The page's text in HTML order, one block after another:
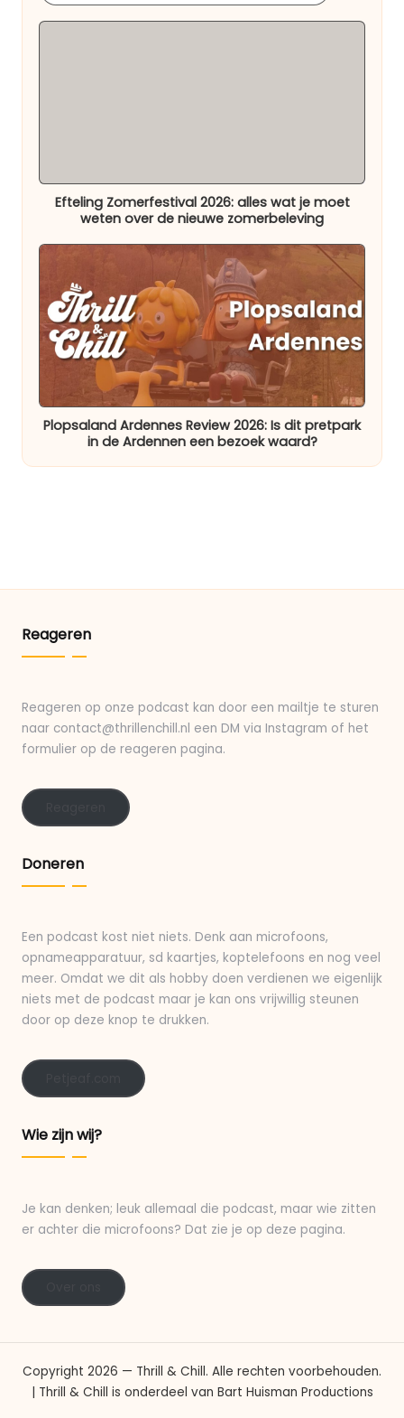
Efteling Zomerfestival 2026: alles wat je moet
weten over de nieuwe zomerbeleving
Plopsaland Ardennes Review 2026: Is dit pretpark
in de Ardennen een bezoek waard?
Reageren
Reageren op onze podcast kan door een mailtje te sturen
naar contact@thrillenchill.nl een DM via Instagram of het
formulier op de reageren pagina.
Doneren
Een podcast kost niet niets. Denk aan microfoons,
opnameapparatuur, sd kaartjes, koptelefoons en nog veel
meer. Omdat we dit als hobby doen verdienen we eigenlijk
niets met de podcast maar je kan ons vrijwillig steunen
door op deze knop te drukken.
Wie zijn wij?
Je kan denken; leuk allemaal die podcast, maar wie zitten
er achter die microfoons? Dat zie je op deze pagina.
Copyright 2026 — Thrill & Chill. Alle rechten voorbehouden.
| Thrill & Chill is onderdeel van Bart Huisman Productions